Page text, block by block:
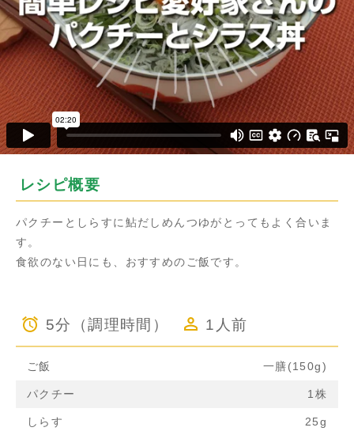
レシピ概要
パクチーとしらすに鮎だしめんつゆがとってもよく合いま
す。
食欲のない日にも、おすすめのご飯です。
5分（調理時間） 1人前
ご飯 一膳(150g)
パクチー 1株
しらす 25g